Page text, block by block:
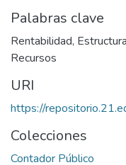
Palabras clave
Rentabilidad, Estructura
Recursos
URI
https://
Colecciones
Contador Público